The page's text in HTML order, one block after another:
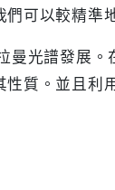
可以較精準
光譜發展。
質。並且利